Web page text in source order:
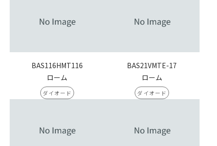
BAS116HMT116
ローム
ダイオード
BAS21VMTE-17
ローム
ダイオード